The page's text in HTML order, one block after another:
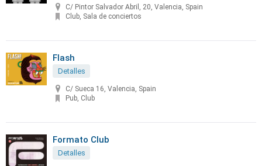
C/ Pintor Salvador Abril, 20, Valencia, Spain
Club, Sala de conciertos
Flash
Detalles
C/ Sueca 16, Valencia, Spain
Pub, Club
Formato Club
Detalles